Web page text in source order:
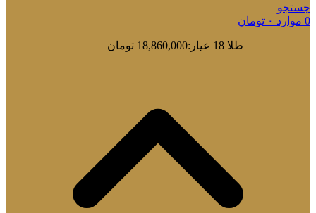
جستجو
0 موارد ۰ تومان
طلا 18 عیار: 18,860,000 تومان